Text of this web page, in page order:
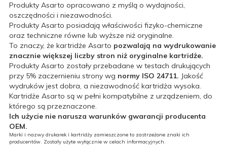
Produkty Asarto opracowano z myślą o wydajności,
oszczędności i niezawodności.
Produkty Asarto posiadają właściwości fizyko-chemiczne
oraz techniczne równe lub wyższe niż oryginalne.
To znaczy, że kartridże Asarto pozwalają na wydrukowanie
znacznie większej liczby stron niż oryginalne kartridże.
Produkty Asarto zostały przebadane w testach drukujących
przy 5% zaczernieniu strony wg normy ISO 24711. Jakość
wydruków jest dobra, a niezawodność kartridża wysoka.
Kartridże Asarto są w pełni kompatybilne z urządzeniem, do
którego są przeznaczone.
Ich użycie nie narusza warunków gwarancji producenta
OEM.
Marki i nazwy drukarek i kartridży zamieszczone to zastrzeżone znaki ich
producentów. Zostały użyte wyłącznie w celach informacyjnych.